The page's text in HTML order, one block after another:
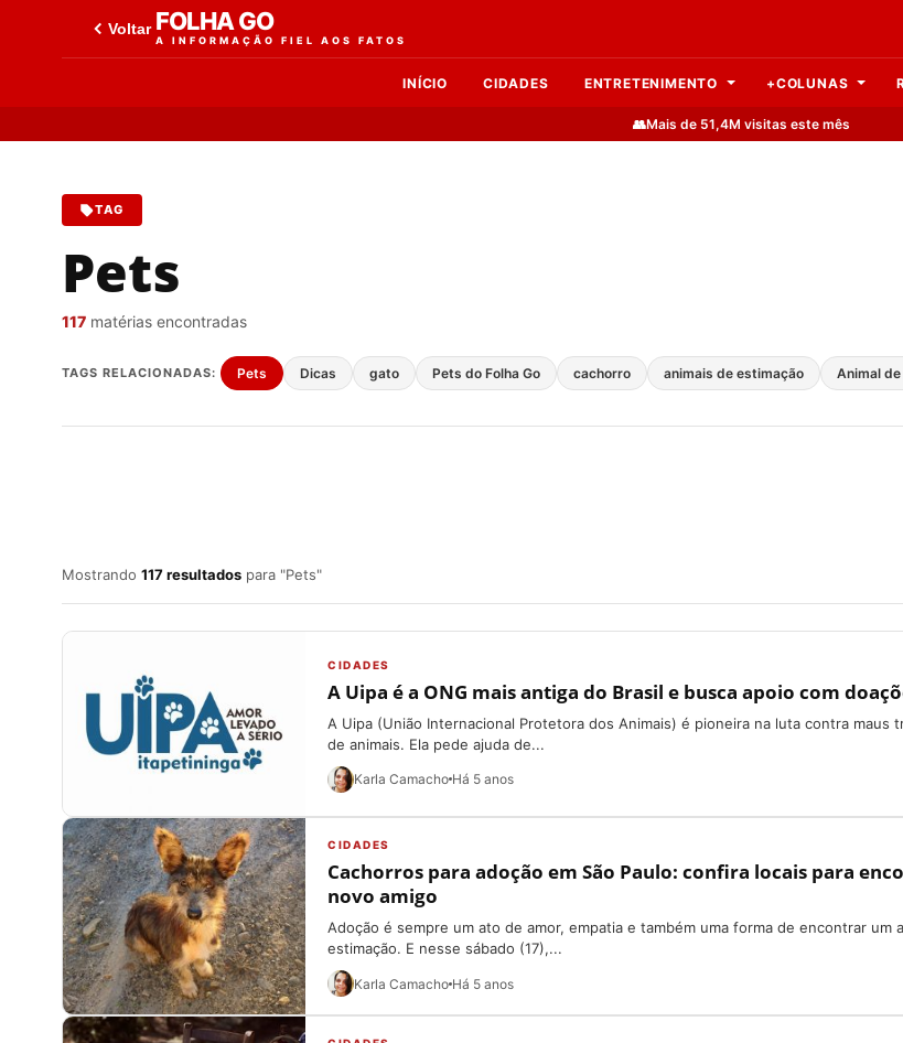
Voltar FOLHA GO
A INFORMAÇÃO FIEL AOS FATOS
INÍCIO CIDADES ENTRETENIMENTO +COLUNAS
👥Mais de 51,4M visitas este mês
TAG
Pets
117 matérias encontradas
TAGS RELACIONADAS: Pets Dicas gato Pets do Folha Go cachorro animais de estimação Animal
Mostrando 117 resultados para "Pets"
CIDADES
A Uipa é a ONG mais antiga do Brasil e busca apoio com
A Uipa (União Internacional Protetora dos Animais) é pioneira na luta contra maus
de animais. Ela pede ajuda de...
Karla Camacho Há 5 anos
CIDADES
Cachorros para adoção em São Paulo: confira locais para
novo amigo
Adoção é sempre um ato de amor, empatia e também uma forma de encontrar um
estimação. E nesse sábado (17),...
Karla Camacho Há 5 anos